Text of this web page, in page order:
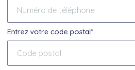
Entrez votre code postal*